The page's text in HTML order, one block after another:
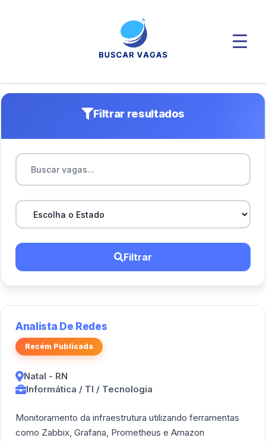
Filtrar resultados
Filtrar
Analista De Redes
Recém Publicada
Natal - RN
Informática / TI / Tecnologia
Monitoramento da infraestrutura utilizando ferramentas
como Zabbix, Grafana, Prometheus e Amazon